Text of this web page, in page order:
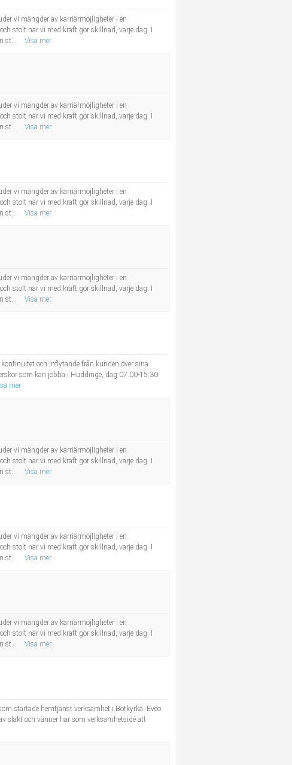
vi mängder av karriärmöjligheter i en
stolt när vi med kraft gör skillnad, varje dag. I
st...
Visa mer
vi mängder av karriärmöjligheter i en
stolt när vi med kraft gör skillnad, varje dag. I
st...
Visa mer
vi mängder av karriärmöjligheter i en
stolt när vi med kraft gör skillnad, varje dag. I
st...
Visa mer
vi mängder av karriärmöjligheter i en
stolt när vi med kraft gör skillnad, varje dag. I
st...
Visa mer
och inflytande från kunden över sina
som kan jobba i Huddinge, dag 07.00-15:30
mer
vi mängder av karriärmöjligheter i en
stolt när vi med kraft gör skillnad, varje dag. I
st...
Visa mer
vi mängder av karriärmöjligheter i en
stolt när vi med kraft gör skillnad, varje dag. I
st...
Visa mer
vi mängder av karriärmöjligheter i en
stolt när vi med kraft gör skillnad, varje dag. I
st...
Visa mer
startade hemtjänst verksamhet i Botkyrka. Eveo
släkt och vänner har som verksamhetsidé att